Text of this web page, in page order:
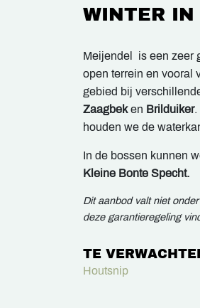
WINTER
Meijendel is een zeer
open terrein en vooral
gebied bij
Zaagbeken Brilduiker.
houden we de
In de bossen kunnen
Kleine Bonte Specht.
Dit aanbod valt niet
deze garantieregeling
TE
Houtsnip